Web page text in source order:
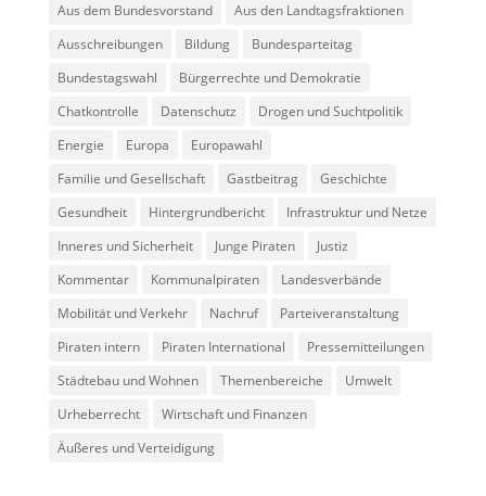
Aus dem Bundesvorstand
Aus den Landtagsfraktionen
Ausschreibungen
Bildung
Bundesparteitag
Bundestagswahl
Bürgerrechte und Demokratie
Chatkontrolle
Datenschutz
Drogen und Suchtpolitik
Energie
Europa
Europawahl
Familie und Gesellschaft
Gastbeitrag
Geschichte
Gesundheit
Hintergrundbericht
Infrastruktur und Netze
Inneres und Sicherheit
Junge Piraten
Justiz
Kommentar
Kommunalpiraten
Landesverbände
Mobilität und Verkehr
Nachruf
Parteiveranstaltung
Piraten intern
Piraten International
Pressemitteilungen
Städtebau und Wohnen
Themenbereiche
Umwelt
Urheberrecht
Wirtschaft und Finanzen
Äußeres und Verteidigung